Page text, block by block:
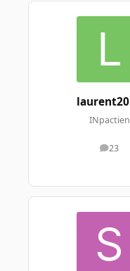
INpactien
23